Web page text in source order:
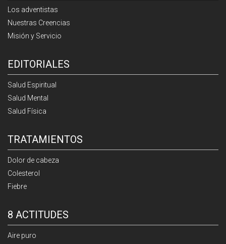
Los adventistas
Nuestras Creencias
Misión y Servicio
EDITORIALES
Salud Espiritual
Salud Mental
Salud Física
TRATAMIENTOS
Dolor de cabeza
Colesterol
Fiebre
8 ACTITUDES
Aire puro